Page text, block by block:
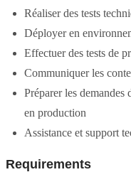
Réaliser des tests
Déployer en
Effectuer des tests de
Communiquer les
Préparer les demandes
en production
Assistance et support
Requirements